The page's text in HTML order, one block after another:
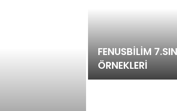
FENUSBİLİM
ÖRNEKLERİ